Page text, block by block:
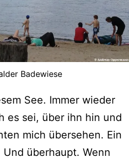
Badewiese
See. Immer wieder
es sei, über ihn hin und
mich übersehen. Ein
überhaupt. Wenn